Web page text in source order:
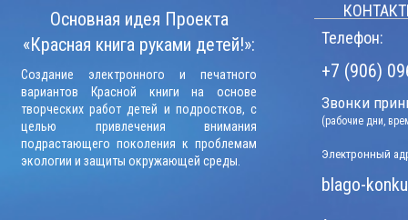
Основная идея Проекта
«Красная книга руками детей!»:
Создание электронного и печатного
вариантов Красной книги на основе
творческих работ детей и подростков, с
целью привлечения внимания
подрастающего поколения к проблемам
экологии и защиты окружающей среды.
Телефон:
+7 (906)
Звонки
(рабочие дни,
Электронный
blago-